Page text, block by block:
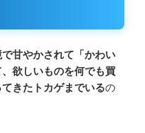
甘やかされて「かわい
欲しいものを何でも買
きたトカゲまでいるの